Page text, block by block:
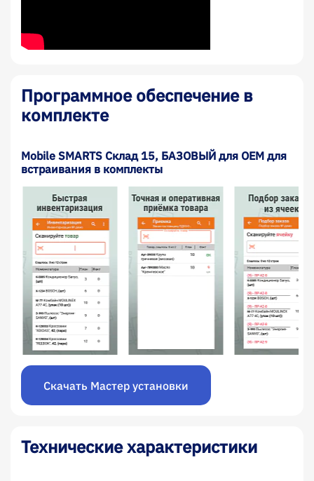
Программное обеспечение в
комплекте
Mobile SMARTS Склад 15, БАЗОВЫЙ для OEM для
встраивания в комплекты
Скачать Мастер установки
Технические характеристики